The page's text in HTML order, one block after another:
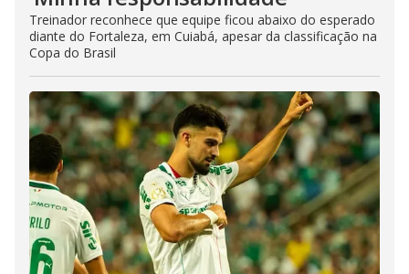
Treinador reconhece que equipe ficou abaixo do esperado
diante do Fortaleza, em Cuiabá, apesar da classificação na
Copa do Brasil